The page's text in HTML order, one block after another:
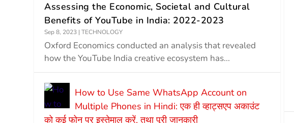
Assessing the Economic, Societal and Cultural
Benefits of YouTube in India: 2022-2023
Sep 8, 2023 |TECHNOLOGY
Oxford Economics conducted an analysis that revealed
how the YouTube India creative ecosystem has...
How to Use Same WhatsApp Account on
Multiple Phones in Hindi: एक ही व्हाट्सएप अकाउंट
को कई फोन पर इस्तेमाल करें, तथा पूरी जानकारी